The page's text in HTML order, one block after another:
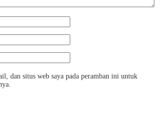
dan situs web saya pada peramban ini untuk